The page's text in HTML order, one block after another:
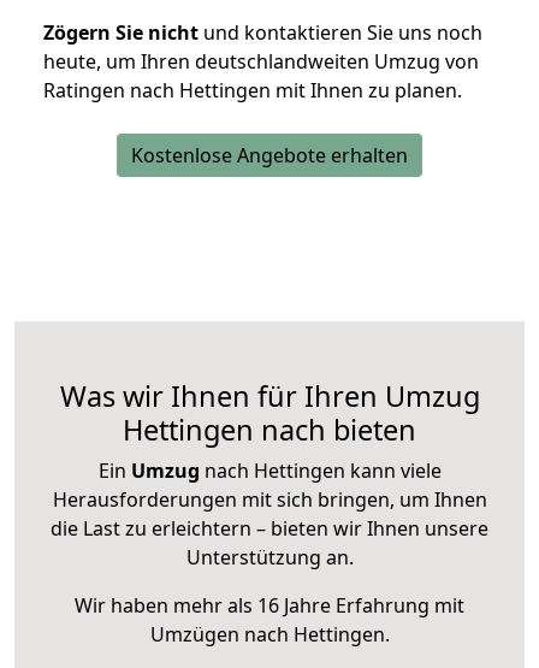
Zögern Sie nicht und kontaktieren Sie uns noch
heute, um Ihren deutschlandweiten Umzug von
Ratingen nach Hettingen mit Ihnen zu planen.
Kostenlose Angebote erhalten
Was wir Ihnen für Ihren Umzug
Hettingen nach bieten
Ein Umzug nach Hettingen kann viele
Herausforderungen mit sich bringen, um Ihnen
die Last zu erleichtern – bieten wir Ihnen unsere
Unterstützung an.
Wir haben mehr als 16 Jahre Erfahrung mit
Umzügen nach Hettingen.